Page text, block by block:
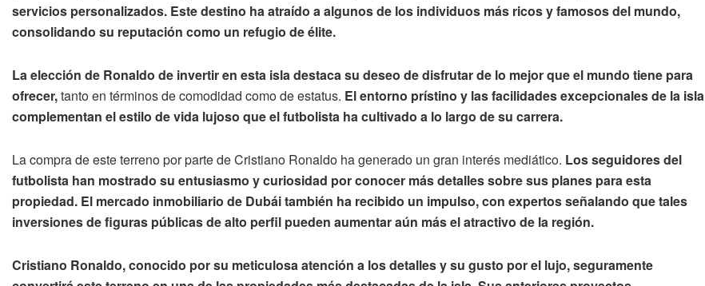
servicios personalizados. Este destino ha atraído a algunos de los individuos más ricos y famosos del mundo,
consolidando su reputación como un refugio de élite.
La elección de Ronaldo de invertir en esta isla destaca su deseo de disfrutar de lo mejor que el mundo tiene para
ofrecer,tanto en términos de comodidad como de estatus. El entorno prístino y las facilidades excepcionales de la isla
complementan el estilo de vida lujoso que el futbolista ha cultivado a lo largo de su carrera.
La compra de este terreno por parte de Cristiano Ronaldo ha generado un gran interés mediático. Los seguidores del
futbolista han mostrado su entusiasmo y curiosidad por conocer más detalles sobre sus planes para esta
propiedad. El mercado inmobiliario de Dubái también ha recibido un impulso, con expertos señalando que tales
inversiones de figuras públicas de alto perfil pueden aumentar aún más el atractivo de la región.
Cristiano Ronaldo, conocido por su meticulosa atención a los detalles y su gusto por el lujo, seguramente